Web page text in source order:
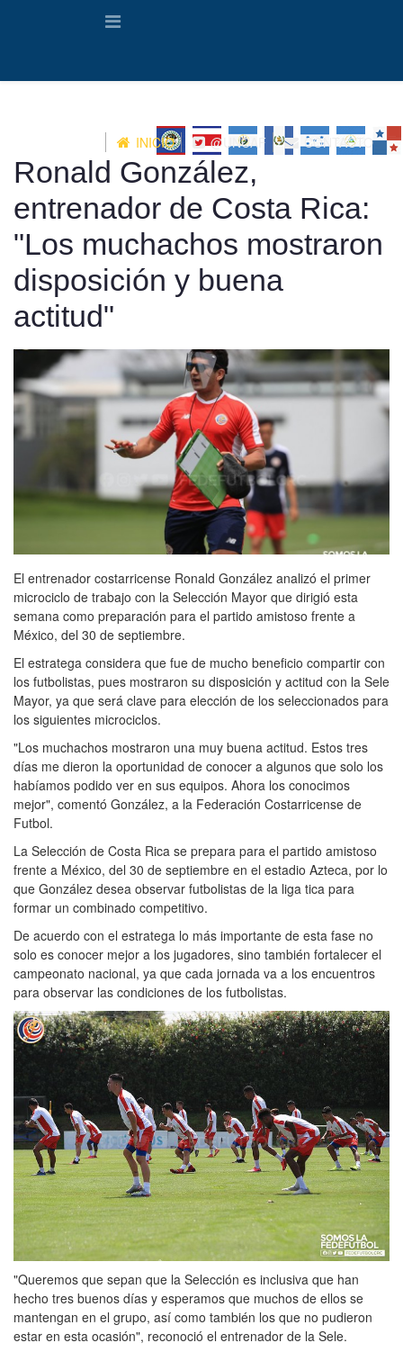
INICIO @UNCAF CONTACTO
Ronald González,
entrenador de Costa Rica:
"Los muchachos mostraron
disposición y buena
actitud"
El entrenador costarricense Ronald González analizó el primer
microciclo de trabajo con la Selección Mayor que dirigió esta
semana como preparación para el partido amistoso frente a
México, del 30 de septiembre.
El estratega considera que fue de mucho beneficio compartir con
los futbolistas, pues mostraron su disposición y actitud con la Sele
Mayor, ya que será clave para elección de los seleccionados para
los siguientes microciclos.
"Los muchachos mostraron una muy buena actitud. Estos tres
días me dieron la oportunidad de conocer a algunos que solo los
habíamos podido ver en sus equipos. Ahora los conocimos
mejor", comentó González, a la Federación Costarricense de
Futbol.
La Selección de Costa Rica se prepara para el partido amistoso
frente a México, del 30 de septiembre en el estadio Azteca, por lo
que González desea observar futbolistas de la liga tica para
formar un combinado competitivo.
De acuerdo con el estratega lo más importante de esta fase no
solo es conocer mejor a los jugadores, sino también fortalecer el
campeonato nacional, ya que cada jornada va a los encuentros
para observar las condiciones de los futbolistas.
"Queremos que sepan que la Selección es inclusiva que han
hecho tres buenos días y esperamos que muchos de ellos se
mantengan en el grupo, así como también los que no pudieron
estar en esta ocasión", reconoció el entrenador de la Sele.